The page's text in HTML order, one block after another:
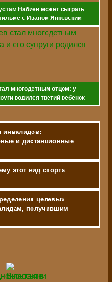
Набиев может сыграть
с Иваном Янковским
многодетным отцом: у
родился третий ребенок
инвалидов:
и дистанционные
этот вид спорта
целевых
получившим